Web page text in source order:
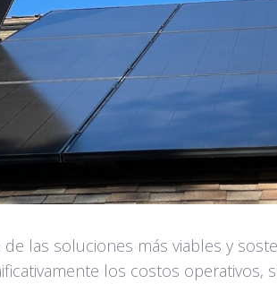
las soluciones más viables y
los costos operativos,